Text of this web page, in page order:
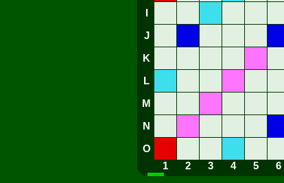
J
K
L
M
N
O
1
2 3 4 5 6